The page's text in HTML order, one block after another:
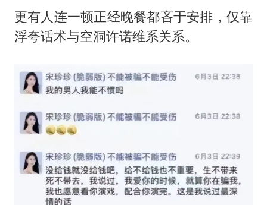
更有人连一顿正经晚餐都吝于安排，仅靠
浮夸话术与空洞许诺维系关系。